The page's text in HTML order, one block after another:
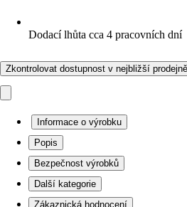
Dodací lhůta cca 4 pracovních dní
Zkontrolovat dostupnost v nejbližší prodejně
Informace o výrobku
Popis
Bezpečnost výrobků
Další kategorie
Zákaznická hodnocení